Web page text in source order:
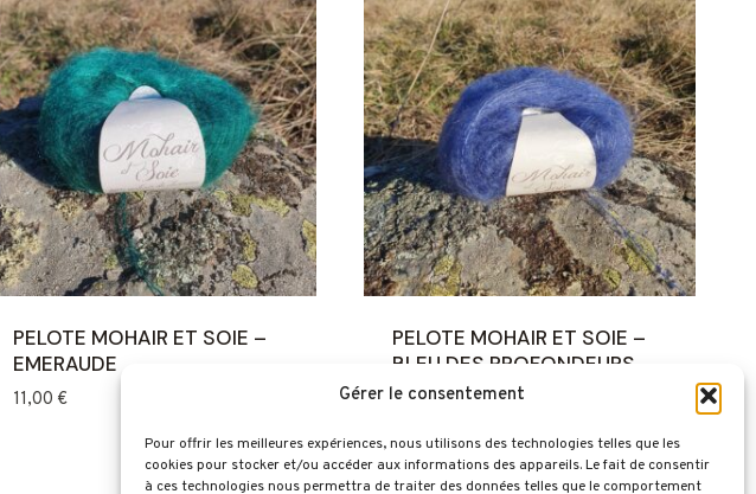
Gérer le consentement
Pour offrir les meilleures expériences, nous utilisons des technologies telles que les
cookies pour stocker et/ou accéder aux informations des appareils. Le fait de consentir
à ces technologies nous permettra de traiter des données telles que le comportement
PELOTE MOHAIR ET SOIE –
EMERAUDE
11,00 €
PELOTE MOHAIR ET SOIE –
BLEU DES PROFONDEURS
11,00€